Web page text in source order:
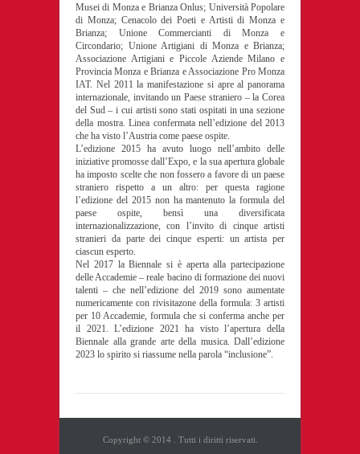
Musei di Monza e Brianza Onlus; Università Popolare
di Monza; Cenacolo dei Poeti e Artisti di Monza e
Brianza; Unione Commercianti di Monza e
Circondario; Unione Artigiani di Monza e Brianza;
Associazione Artigiani e Piccole Aziende Milano e
Provincia Monza e Brianza e Associazione Pro Monza
IAT. Nel 2011 la manifestazione si apre al panorama
internazionale, invitando un Paese straniero – la Corea
del Sud – i cui artisti sono stati ospitati in una sezione
della mostra. Linea confermata nell’edizione del 2013
che ha visto l’Austria come paese ospite.
L’edizione 2015 ha avuto luogo nell’ambito delle
iniziative promosse dall’Expo, e la sua apertura globale
ha imposto scelte che non fossero a favore di un paese
straniero rispetto a un altro: per questa ragione
l’edizione del 2015 non ha mantenuto la formula del
paese ospite, bensì una diversificata
internazionalizzazione, con l’invito di cinque artisti
stranieri da parte dei cinque esperti: un artista per
ciascun esperto.
Nel 2017 la Biennale si è aperta alla partecipazione
delle Accademie – reale bacino di formazione dei nuovi
talenti – che nell’edizione del 2019 sono aumentate
numericamente con rivisitazone della formula: 3 artisti
per 10 Accademie, formula che si conferma anche per
il 2021. L’edizione 2021 ha visto l’apertura della
Biennale alla grande arte della musica. Dall’edizione
2023 lo spirito si riassume nella parola “inclusione”.
Copyright © 2014 . Tutti i diritti riservati.